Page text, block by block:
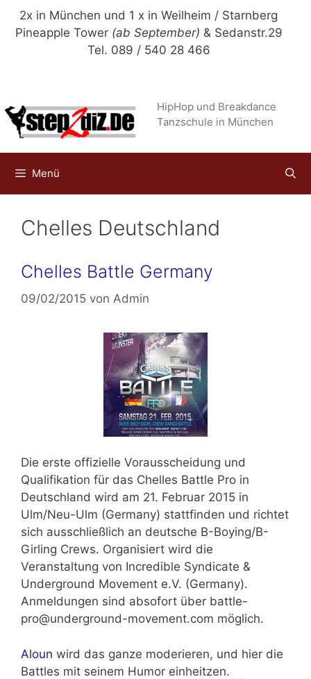
Zum
Inhalt
2x in München und 1 x in Weilheim / Starnberg
Pineapple Tower (ab September) & Sedanstr.29
Tel. 089 / 540 28 466
HipHop und Breakdance
Tanzschule in München
Menü
Chelles Deutschland
Chelles Battle Germany
09/02/2015 von Admin
Die erste offizielle Vorausscheidung und
Qualifikation für das Chelles Battle Pro in
Deutschland wird am 21. Februar 2015 in
Ulm/Neu-Ulm (Germany) stattfinden und richtet
sich ausschließlich an deutsche B-Boying/B-
Girling Crews. Organisiert wird die
Veranstaltung von Incredible Syndicate &
Underground Movement e.V. (Germany).
Anmeldungen sind absofort über battle-
pro@underground-movement.com möglich.
Aloun wird das ganze moderieren, und hier die
Battles mit seinem Humor einheitzen.